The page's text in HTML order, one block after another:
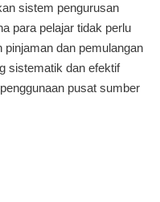
sistem pengurusan
para pelajar tidak perlu
pinjaman dan pemulangan
sistematik dan efektif
pusat sumber